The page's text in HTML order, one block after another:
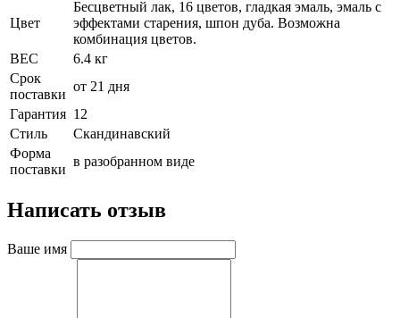
Цвет
Бесцветный лак, 16 цветов, гладкая эмаль, эмаль с
эффектами старения, шпон дуба. Возможна
комбинация цветов.
ВЕС
6.4 кг
Срок
поставки
от 21 дня
Гарантия 12
Стиль
Скандинавcкий
Форма
поставки
в разобранном виде
Написать отзыв
Ваше имя